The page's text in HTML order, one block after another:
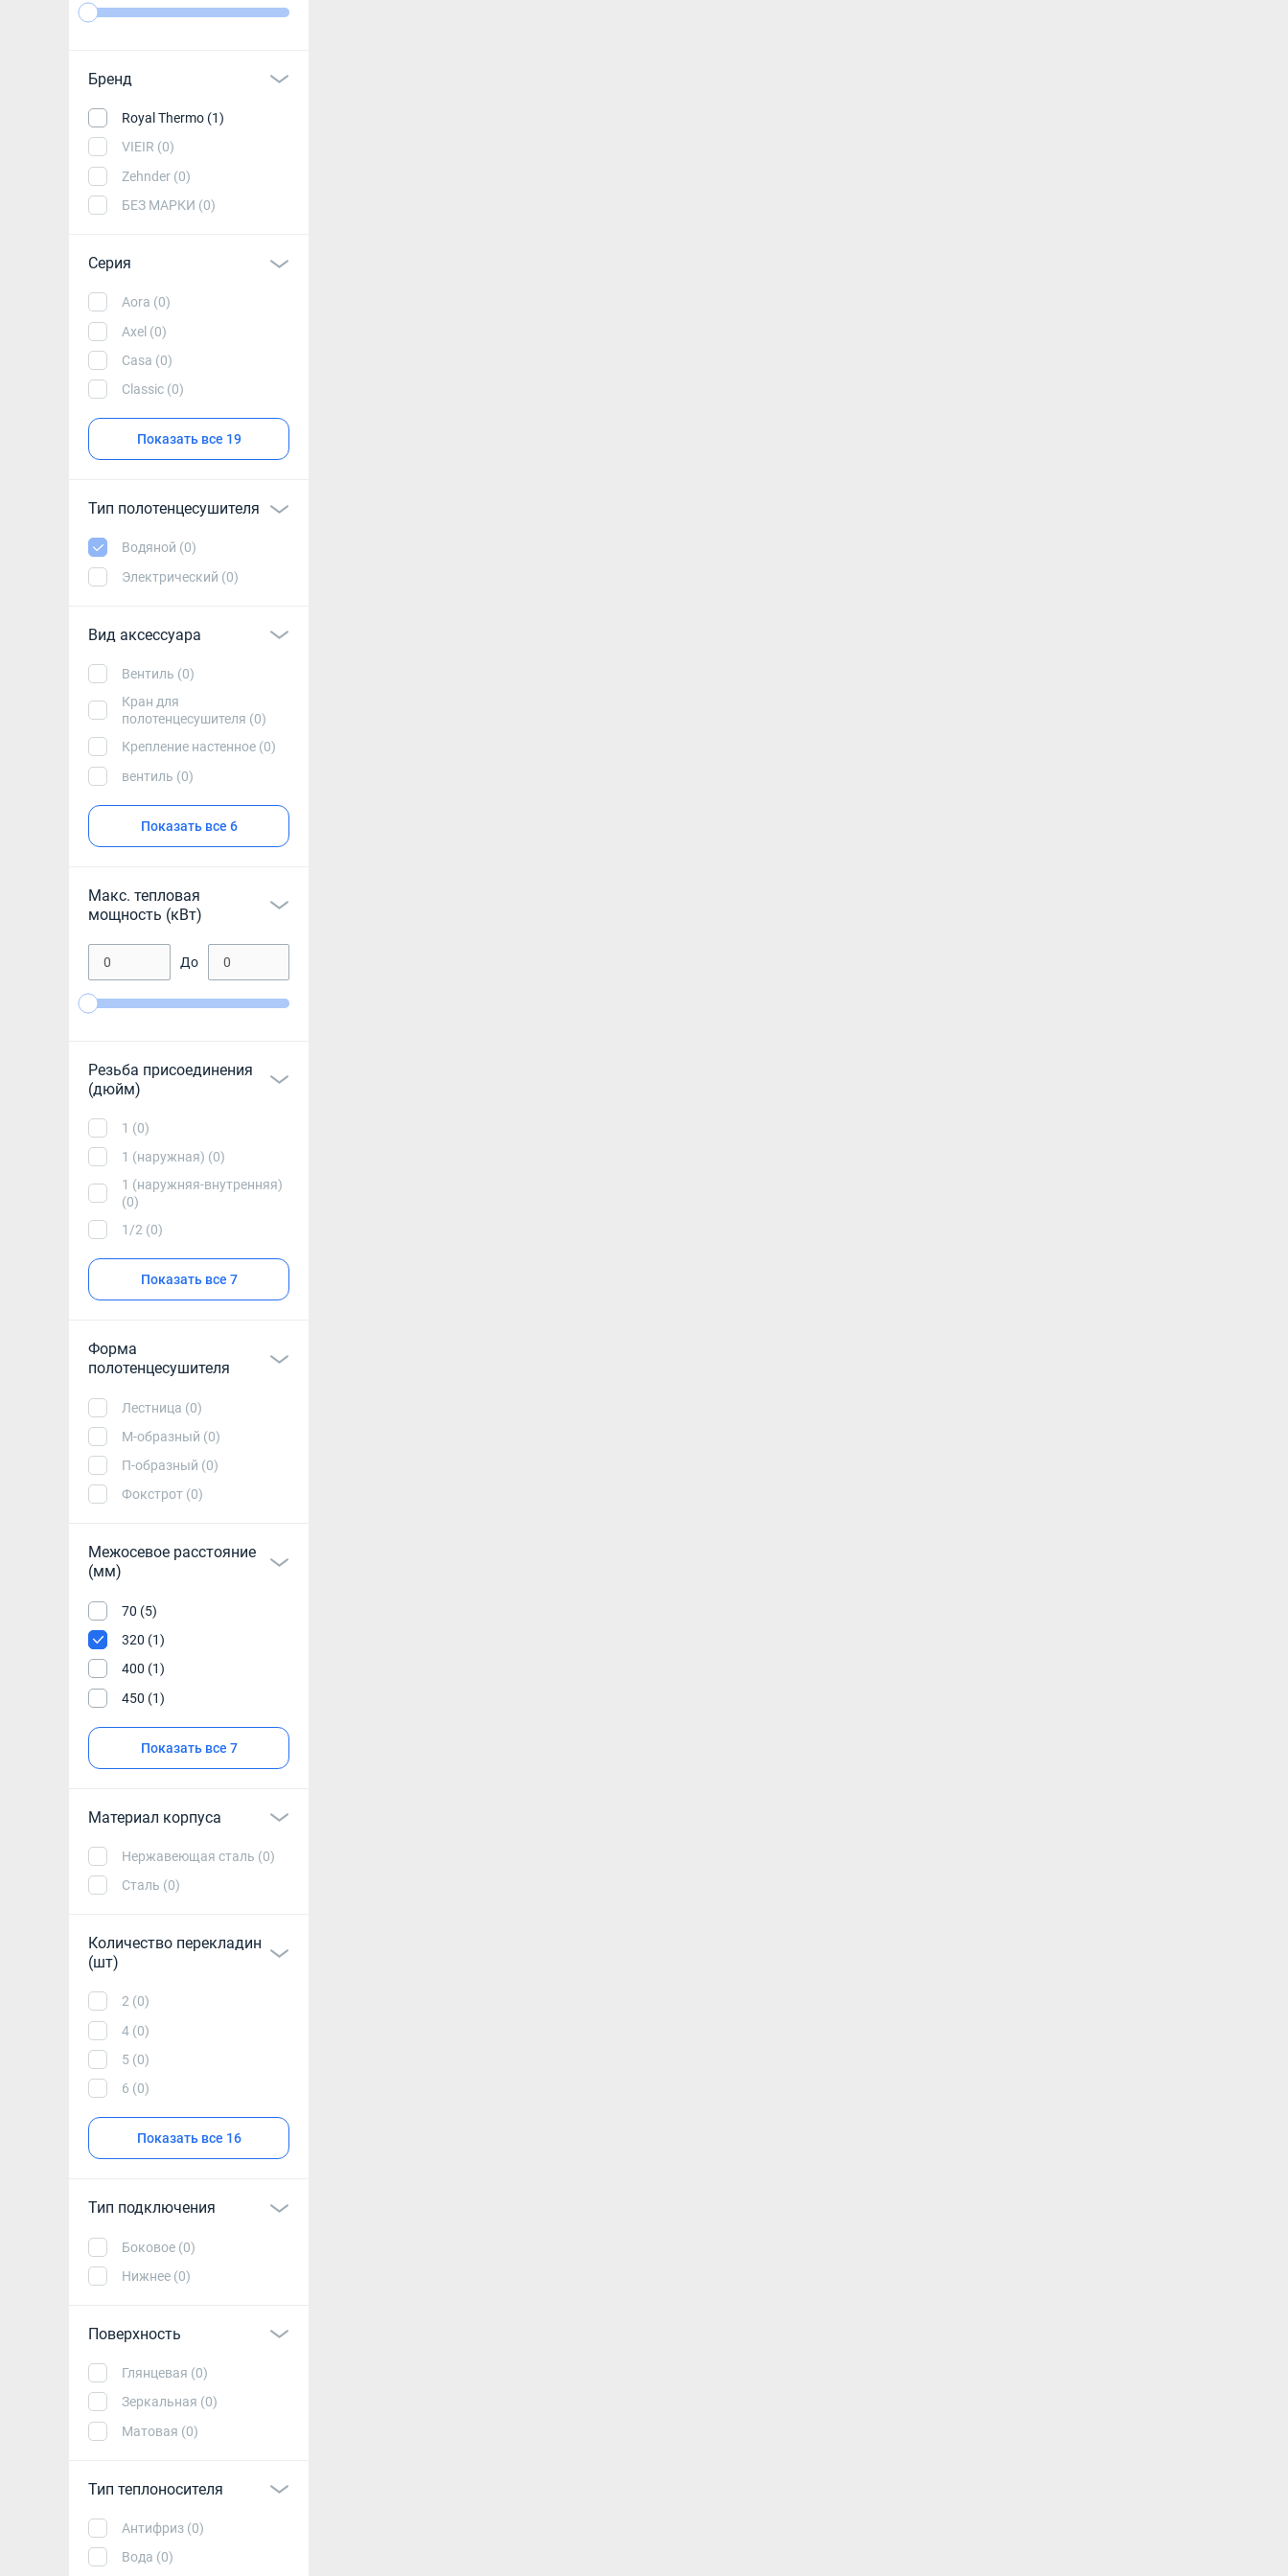
Бренд
Royal Thermo (1)
VIEIR (0)
Zehnder (0)
БЕЗ МАРКИ (0)
Серия
Aora (0)
Axel (0)
Casa (0)
Classic (0)
Показать все 19
Тип полотенцесушителя
Водяной (0)
Электрический (0)
Вид аксессуара
Вентиль (0)
Кран для
полотенцесушителя (0)
Крепление настенное (0)
вентиль (0)
Показать все 6
Макс. тепловая
мощность (кВт)
До
Резьба присоединения
(дюйм)
1 (0)
1 (наружная) (0)
1 (наружняя-внутренняя)
(0)
1/2 (0)
Показать все 7
Форма
полотенцесушителя
Лестница (0)
М-образный (0)
П-образный (0)
Фокстрот (0)
Межосевое расстояние
(мм)
70 (5)
320 (1)
400 (1)
450 (1)
Показать все 7
Материал корпуса
Нержавеющая сталь (0)
Сталь (0)
Количество перекладин
(шт)
2 (0)
4 (0)
5 (0)
6 (0)
Показать все 16
Тип подключения
Боковое (0)
Нижнее (0)
Поверхность
Глянцевая (0)
Зеркальная (0)
Матовая (0)
Тип теплоносителя
Антифриз (0)
Вода (0)